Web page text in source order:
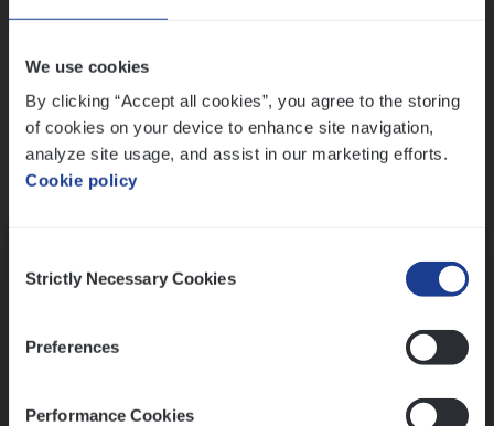
We use cookies
By clicking “Accept all cookies”, you agree to the storing
of cookies on your device to enhance site navigation,
analyze site usage, and assist in our marketing efforts.
Cookie policy
Selection
Strictly Necessary Cookies
Preferences
Performance Cookies